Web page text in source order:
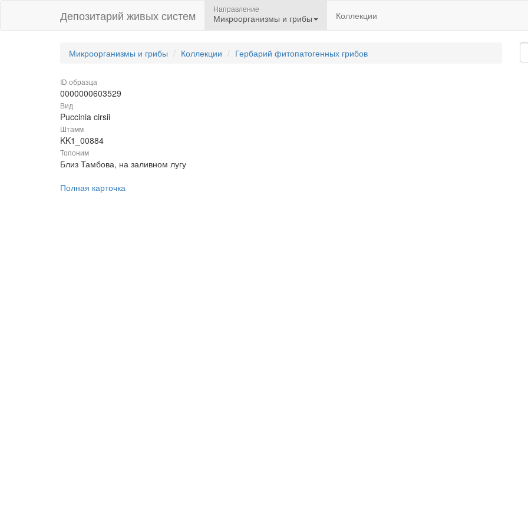
Депозитарий живых систем Направление
Микроорганизмы и грибы Коллекции
Микроорганизмы и грибы Коллекции Гербарий фитопатогенных грибов
ID образца
0000000603529
Вид
Puccinia cirsii
Штамм
KK1_00884
Топоним
Близ Тамбова, на заливном лугу
Полная карточка